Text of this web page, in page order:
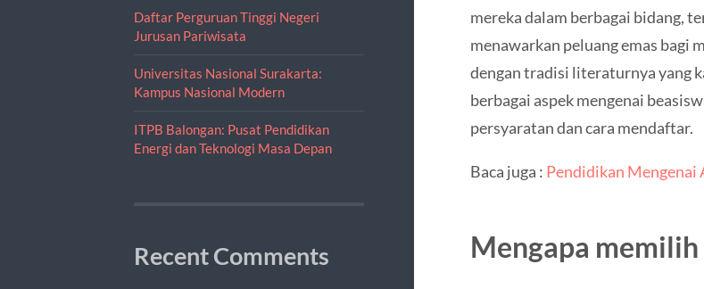
Daftar Perguruan Tinggi Negeri
Jurusan Pariwisata
Universitas Nasional Surakarta:
Kampus Nasional Modern
ITPB Balongan: Pusat Pendidikan
Energi dan Teknologi Masa Depan
Recent Comments
mereka dalam berbagai bidang,
menawarkan peluang emas bagi
dengan tradisi literaturnya yang
berbagai aspek mengenai
persyaratan dan cara mendaftar.
Baca juga : Pendidikan Mengenai
Mengapa memilih